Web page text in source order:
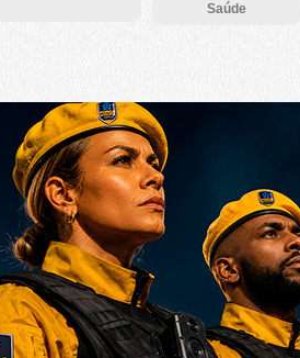
Saúde